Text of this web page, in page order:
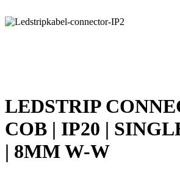
LEDSTRIP
COB | IP20 |
| 8MM W-W